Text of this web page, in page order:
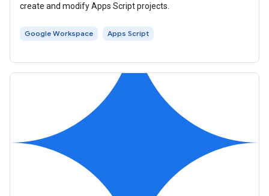
create and modify Apps Script projects.
Google Workspace Apps Script